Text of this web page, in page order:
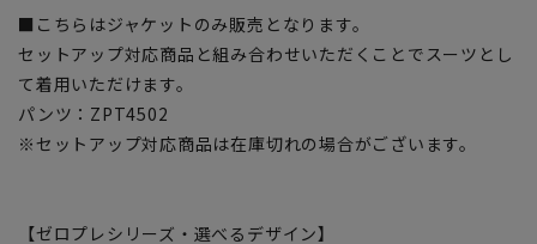
■こちらはジャケットのみ販売となります。
セットアップ対応商品と組み合わせいただくことでスーツとし
て着用いただけます。
パンツ：ZPT4502
※セットアップ対応商品は在庫切れの場合がございます。
【ゼロプレシリーズ・選べるデザイン】